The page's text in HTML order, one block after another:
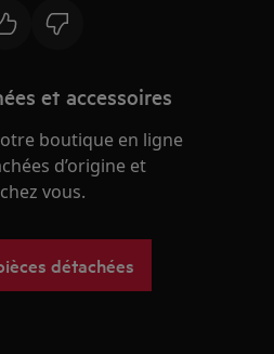
et accessoires
boutique en ligne
d’origine et
vous.
détachées